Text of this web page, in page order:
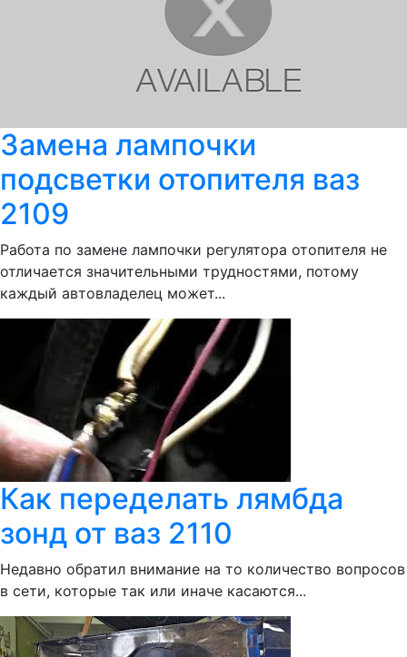
Замена лампочки
подсветки отопителя ваз
2109
Работа по замене лампочки регулятора отопителя не
отличается значительными трудностями, потому
каждый автовладелец может...
Как переделать лямбда
зонд от ваз 2110
Недавно обратил внимание на то количество вопросов
в сети, которые так или иначе касаются...